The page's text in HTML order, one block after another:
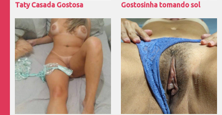
Taty Casada Gostosa Gostosinha tomando sol